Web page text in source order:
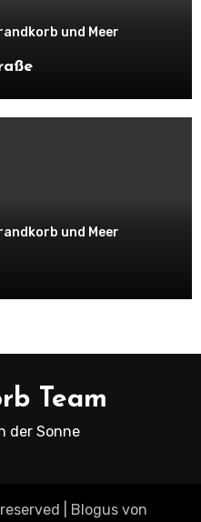
und Meer
und Meer
Team
der Sonne
Blogus von